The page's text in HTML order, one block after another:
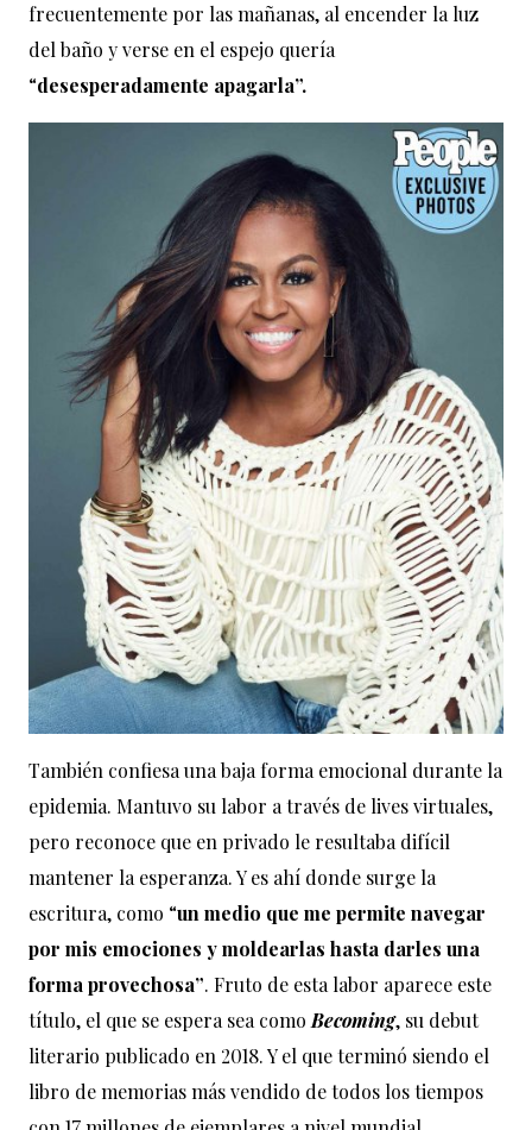
frecuentemente por las mañanas, al encender la luz
del baño y verse en el espejo quería
“desesperadamente apagarla”.
También confiesa una baja forma emocional durante la
epidemia. Mantuvo su labor a través de lives virtuales,
pero reconoce que en privado le resultaba difícil
mantener la esperanza. Y es ahí donde surge la
escritura, como “un medio que me permite navegar
por mis emociones y moldearlas hasta darles una
forma provechosa”. Fruto de esta labor aparece este
título, el que se espera sea como Becoming, su debut
literario publicado en 2018. Y el que terminó siendo el
libro de memorias más vendido de todos los tiempos